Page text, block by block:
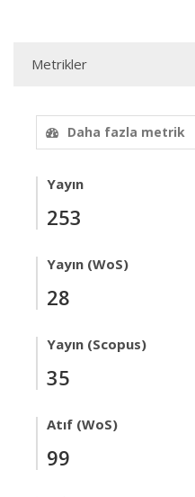
Metrikler
Daha fazla metrik
Yayın
253
Yayın (WoS)
28
Yayın (Scopus)
35
Atıf (WoS)
99